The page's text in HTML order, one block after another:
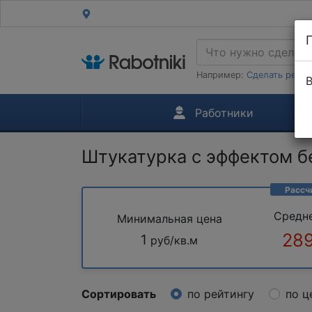
Например: Сделать
Работники
Штукатурка с эффектом
Минимальная цена
1 руб/кв.м
Сортировать по рейтингу по